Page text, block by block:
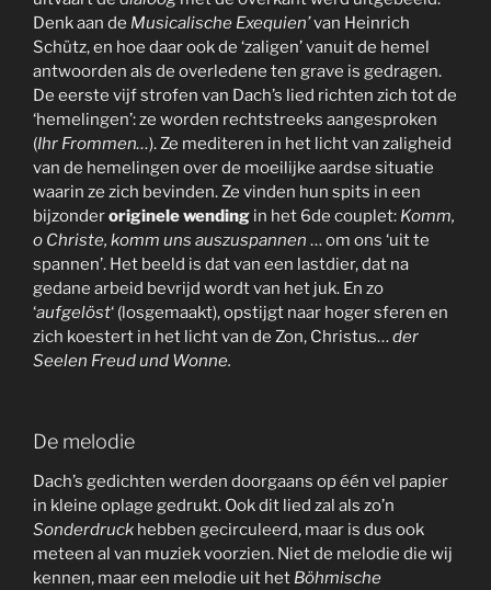
Denk aan de Musicalische Exequien’van Heinrich
Schütz, en hoe daar ook de ‘zaligen’ vanuit de hemel
antwoorden als de overledene ten grave is gedragen.
De eerste vijf strofen van Dach’s lied richten zich tot de
‘hemelingen’: ze worden rechtstreeks aangesproken
(Ihr Frommen…). Ze mediteren in het licht van zaligheid
van de hemelingen over de moeilijke aardse situatie
waarin ze zich bevinden. Ze vinden hun spits in een
bijzonderoriginele wending in het 6de couplet: Komm,
o Christe, komm uns auszuspannen … om ons ‘uit te
spannen’. Het beeld is dat van een lastdier, dat na
gedane arbeid bevrijd wordt van het juk. En zo
‘aufgelöst‘ (losgemaakt), opstijgt naar hoger sferen en
zich koestert in het licht van de Zon, Christus…der
Seelen Freud und Wonne.
De melodie
Dach’s gedichten werden doorgaans op één vel papier
in kleine oplage gedrukt. Ook dit lied zal als zo’n
Sonderdruck hebben gecirculeerd, maar is dus ook
meteen al van muziek voorzien. Niet de melodie die wij
kennen, maar een melodie uit het Böhmische